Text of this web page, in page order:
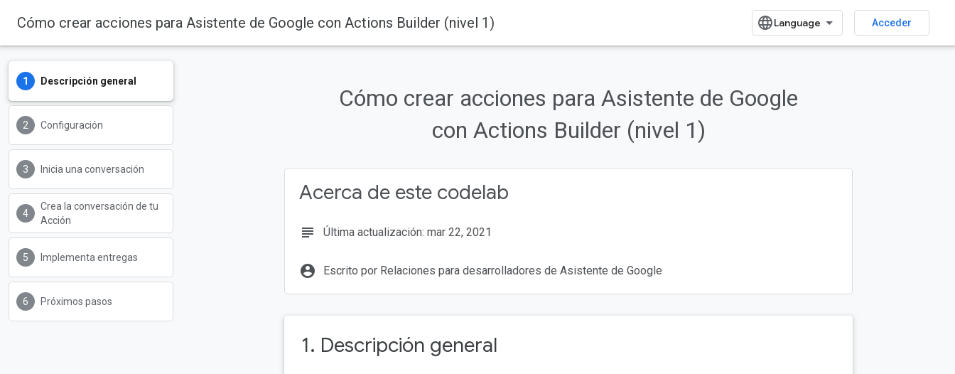
Cómo crear acciones para Asistente de Google con Actions Builder (nivel 1) Acceder
Descripción general
Configuración
Inicia una conversación
Crea la conversación de tu
Acción
Implementa entregas
Próximos pasos
Cómo crear acciones para Asistente de Google
con Actions Builder (nivel 1)
Acerca de este codelab
subject Última actualización: mar 22, 2021
account_circle Escrito por Relaciones para desarrolladores de Asistente de Google
1. Descripción general